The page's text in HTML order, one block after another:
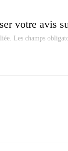
votre avis
Les champs